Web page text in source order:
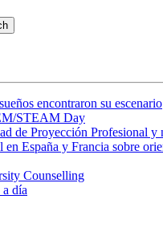
encontraron su escenario
STEAM Day
de Proyección Profesional y
España y Francia sobre
Counselling
día